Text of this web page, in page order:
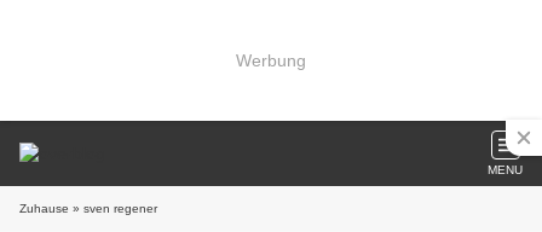
Werbung
MENU
Zuhause » sven regener